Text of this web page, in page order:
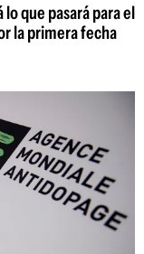
que pasará para el
la primera fecha